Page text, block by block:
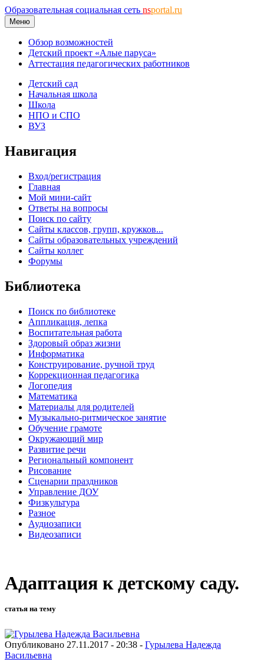
Образовательная социальная сеть nsportal.ru
Меню
Обзор возможностей
Детский проект «Алые паруса»
Аттестация педагогических работников
Детский сад
Начальная школа
Школа
НПО и СПО
ВУЗ
Навигация
Вход/регистрация
Главная
Мой мини-сайт
Ответы на вопросы
Поиск по сайту
Сайты классов, групп, кружков...
Сайты образовательных учреждений
Сайты коллег
Форумы
Библиотека
Поиск по библиотеке
Аппликация, лепка
Воспитательная работа
Здоровый образ жизни
Информатика
Конструирование, ручной труд
Коррекционная педагогика
Логопедия
Математика
Материалы для родителей
Музыкально-ритмическое занятие
Обучение грамоте
Окружающий мир
Развитие речи
Региональный компонент
Рисование
Сценарии праздников
Управление ДОУ
Физкультура
Разное
Аудиозаписи
Видеозаписи
Адаптация к детскому саду.
статья на тему
Опубликовано 27.11.2017 - 20:38 - Гурылева Надежда
Васильевна